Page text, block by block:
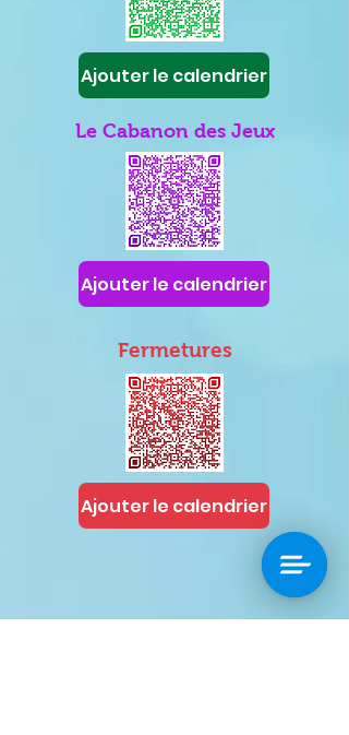
Ajouter le calendrier
Le Cabanon des Jeux
Ajouter le calendrier
Fermetures
Ajouter le calendrier